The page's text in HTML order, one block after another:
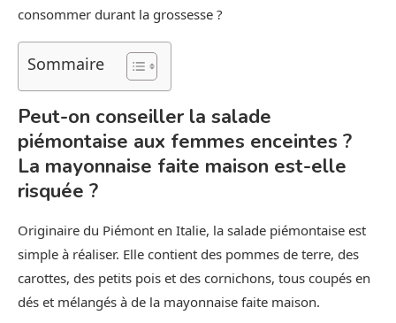
consommer durant la grossesse ?
Sommaire
Peut-on conseiller la salade
piémontaise aux femmes enceintes ?
La mayonnaise faite maison est-elle
risquée ?
Originaire du Piémont en Italie, la salade piémontaise est
simple à réaliser. Elle contient des pommes de terre, des
carottes, des petits pois et des cornichons, tous coupés en
dés et mélangés à de la mayonnaise faite maison.